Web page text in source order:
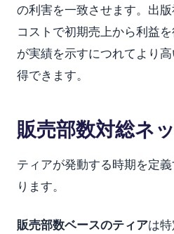
の利害を一致させます。出
コストで初期売上から利益
が実績を示すにつれてより
得できます。
販売部数対総ネ
ティアが発動する時期を定
ります。
販売部数ベースのティアは